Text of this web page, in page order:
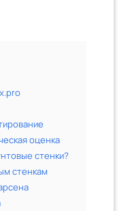
оценка
стенки?
стенкам